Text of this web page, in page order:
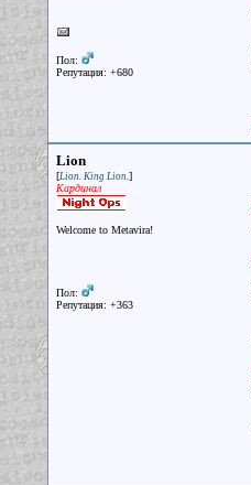
Пол:
Репутация: +680
Lion
[Lion. King Lion.]
Кардинал
Welcome to Metavira!
Пол:
Репутация: +363